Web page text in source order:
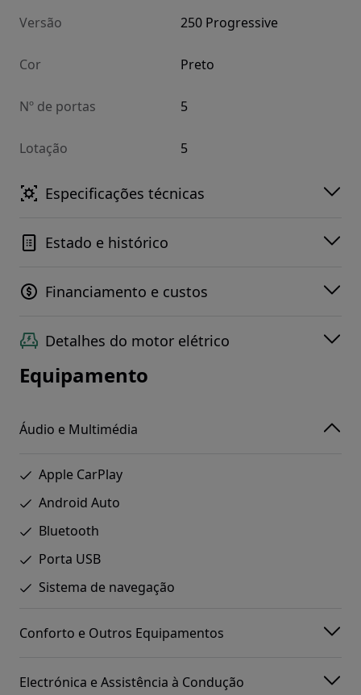
Versão 250 Progressive
Cor Preto
Nº de portas 5
Lotação 5
Especificações técnicas
Estado e histórico
Financiamento e custos
Detalhes do motor elétrico
Equipamento
Áudio e Multimédia
Apple CarPlay
Android Auto
Bluetooth
Porta USB
Sistema de navegação
Conforto e Outros Equipamentos
Electrónica e Assistência à Condução